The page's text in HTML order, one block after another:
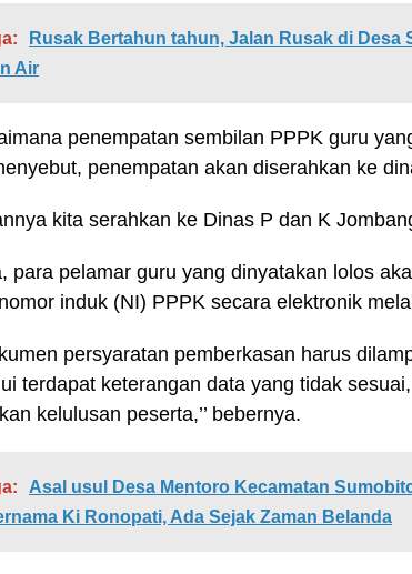
Rusak Bertahun tahun, Jalan Rusak di
Air
penempatan sembilan PPPK guru
penempatan akan diserahkan ke
kita serahkan ke Dinas P dan K
para pelamar guru yang dinyatakan lolos
induk (NI) PPPK secara elektronik
persyaratan pemberkasan harus
terdapat keterangan data yang tidak
kelulusan peserta,’’ bebernya.
Asal usul Desa Mentoro Kecamatan
Ki Ronopati, Ada Sejak Zaman Belanda